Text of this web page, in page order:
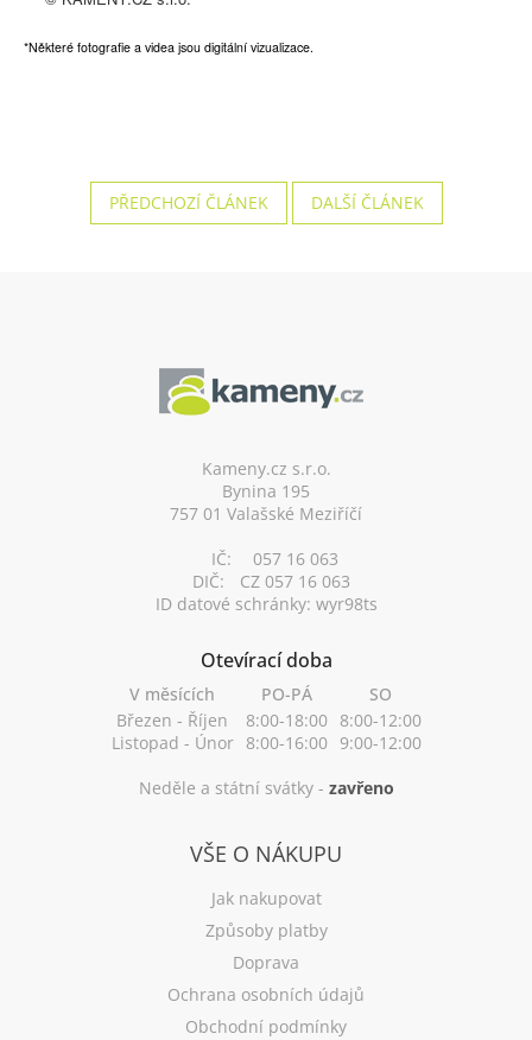
*Některé fotografie a videa jsou digitální vizualizace.
PŘEDCHOZÍ ČLÁNEK DALŠÍ ČLÁNEK
Kameny.cz s.r.o.
Bynina 195
757 01 Valašské Meziříčí
IČ:
057 16 063
DIČ:
CZ 057 16 063
ID datové schránky: wyr98ts
Otevírací doba
V měsících PO-PÁ
SO
Březen - Říjen
8:00-18:00 8:00-12:00
Listopad - Únor 8:00-16:00 9:00-12:00
Neděle a státní svátky - zavřeno
VŠE O NÁKUPU
Jak nakupovat
Způsoby platby
Doprava
Ochrana osobních údajů
Obchodní podmínky